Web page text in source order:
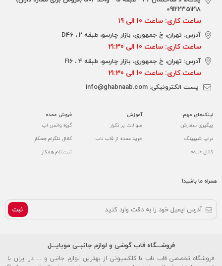
09122351218
ساعت کاری: ساعت 10 الی 19
آدرس: تهران، خ جمهوری، بازار چارسو، طبقه 2 ، D46
ساعت کاری: ساعت 10 الی 21:30
آدرس: تهران، خ جمهوری، بازار چارسو، طبقه 4 ، F16
ساعت کاری: ساعت 10 الی 21:30
پست الکترونیکی: info@ghabnaab.com
لینک‌های مهم
پیگیری سفارش
دراپ شیپینگ
کانال «بله»
آموزش
سوالات پر تکرار
خرید عمده از قاب ناب
فروش عمده
گروه واتس اپ
کانال تلگرام همکار
ثبت نام همکار
همراه ما باشید!
ثبت
فروشـــگاه قاب گوشی و لوازم جانبــی موبایـــل
فروشگاه تخصصی قاب ناب با کلکسیونی از بهترین لوازم جانبی و ... در ایران با